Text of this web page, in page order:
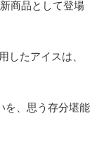
商品として登場
したアイスは、
を、思う存分堪能